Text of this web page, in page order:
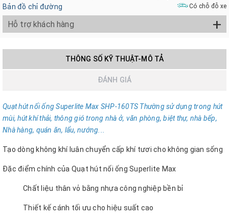
Bản đồ chỉ đường
Có chỗ đỗ xe
Hỗ trợ khách hàng +
THÔNG SỐ KỸ THUẬT-MÔ TẢ
ĐÁNH GIÁ
Quạt hút nối ống Superlite Max SHP-160TS Thường sử dụng trong hút
mùi, hút khí thải, thông gió trong nhà ở, văn phòng, biệt thự, nhà bếp,
Nhà hàng, quán ăn, lẩu, nướng...
Tạo dòng không khí luân chuyển cấp khí tươi cho không gian sống
Đặc điểm chính của Quạt hút nối ống Superlite Max
Chất liệu thân vỏ bằng nhựa công nghiệp bền bỉ
Thiết kế cánh tối ưu cho hiệu suất cao